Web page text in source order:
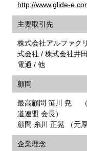
http://www.glide-
主要取引先
株式会社アルファク
式会社 / 株式会社井
電通 / 他
顧問
最高顧問 笹川 尭 （
道連盟 会長）
顧問 糸川 正晃 （元
企業理念